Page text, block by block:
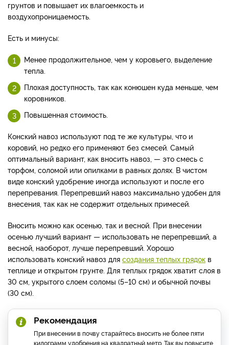
грунтов и повышает их влагоемкость и
воздухопроницаемость.
Есть и минусы:
Менее продолжительное, чем у коровьего, выделение
тепла.
Плохая доступность, так как конюшен куда меньше, чем
коровников.
Повышенная стоимость.
Конский навоз используют под те же культуры, что и
коровий, но редко его применяют без смесей. Самый
оптимальный вариант, как вносить навоз, — это смесь с
торфом, соломой или опилками в равных долях. В чистом
виде конский удобрение иногда используют и после его
перепревания. Перепревший навоз максимально удобен для
внесения, так как не содержит отдельных примесей.
Вносить можно как осенью, так и весной. При внесении
осенью лучший вариант — использовать не перепревший, а
весной, наоборот, лучше перепревший. Хорошо
использовать конский навоз для создания теплых грядок в
теплице и открытом грунте. Для теплых грядок хватит слоя в
30 см, укрытого слоем соломы (5–10 см) и обычной почвы
(30 см).
Рекомендация
При внесении в почву старайтесь вносить не более пяти
килограмм удобрения на квадратный метр. Так вы повысите